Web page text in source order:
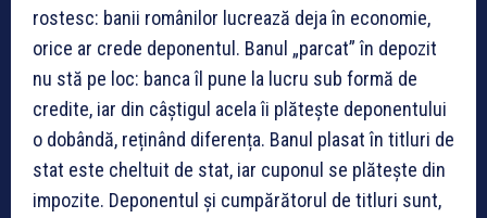
rostesc: banii românilor lucrează deja în economie,
orice ar crede deponentul. Banul „parcat” în depozit
nu stă pe loc: banca îl pune la lucru sub formă de
credite, iar din câștigul acela îi plătește deponentului
o dobândă, reținând diferența. Banul plasat în titluri de
stat este cheltuit de stat, iar cuponul se plătește din
impozite. Deponentul și cumpărătorul de titluri sunt,